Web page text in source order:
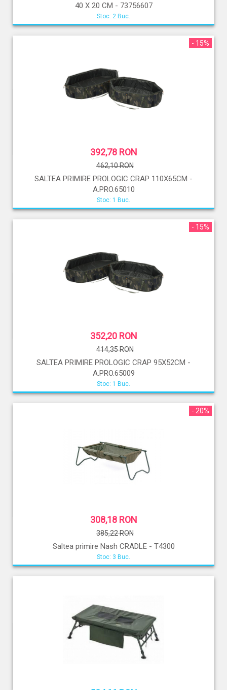
40 X 20 CM - 73756607
Stoc: 2 Buc.
- 15%
392,78 RON
462,10 RON
SALTEA PRIMIRE PROLOGIC CRAP 110X65CM -
A.PRO.65010
Stoc: 1 Buc.
- 15%
352,20 RON
414,35 RON
SALTEA PRIMIRE PROLOGIC CRAP 95X52CM -
A.PRO.65009
Stoc: 1 Buc.
- 20%
308,18 RON
385,22 RON
Saltea primire Nash CRADLE - T4300
Stoc: 3 Buc.